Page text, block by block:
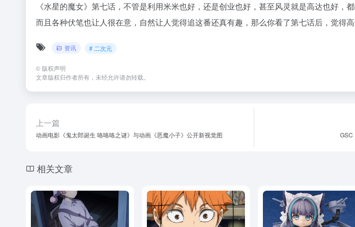
《水星的魔女》第七话，不管是利用米米也好，还是创业也好，甚至风灵就是高达也好，
而且各种伏笔也让人很在意，自然让人觉得追这番还真有趣，那么你看了第七话后，觉得
资讯 # 二次元
© 版权声明
文章版权归作者所有，未经允许请勿转载。
上一篇
动画电影《鬼太郎诞生 咯咯咯之谜》与动画《恶魔小子》公开新视觉图 GSC
相关文章